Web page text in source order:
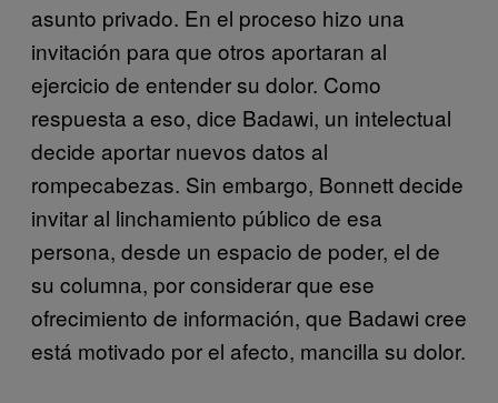
asunto privado. En el proceso hizo una
invitación para que otros aportaran al
ejercicio de entender su dolor. Como
respuesta a eso, dice Badawi, un intelectual
decide aportar nuevos datos al
rompecabezas. Sin embargo, Bonnett decide
invitar al linchamiento público de esa
persona, desde un espacio de poder, el de
su columna, por considerar que ese
ofrecimiento de información, que Badawi cree
está motivado por el afecto, mancilla su dolor.